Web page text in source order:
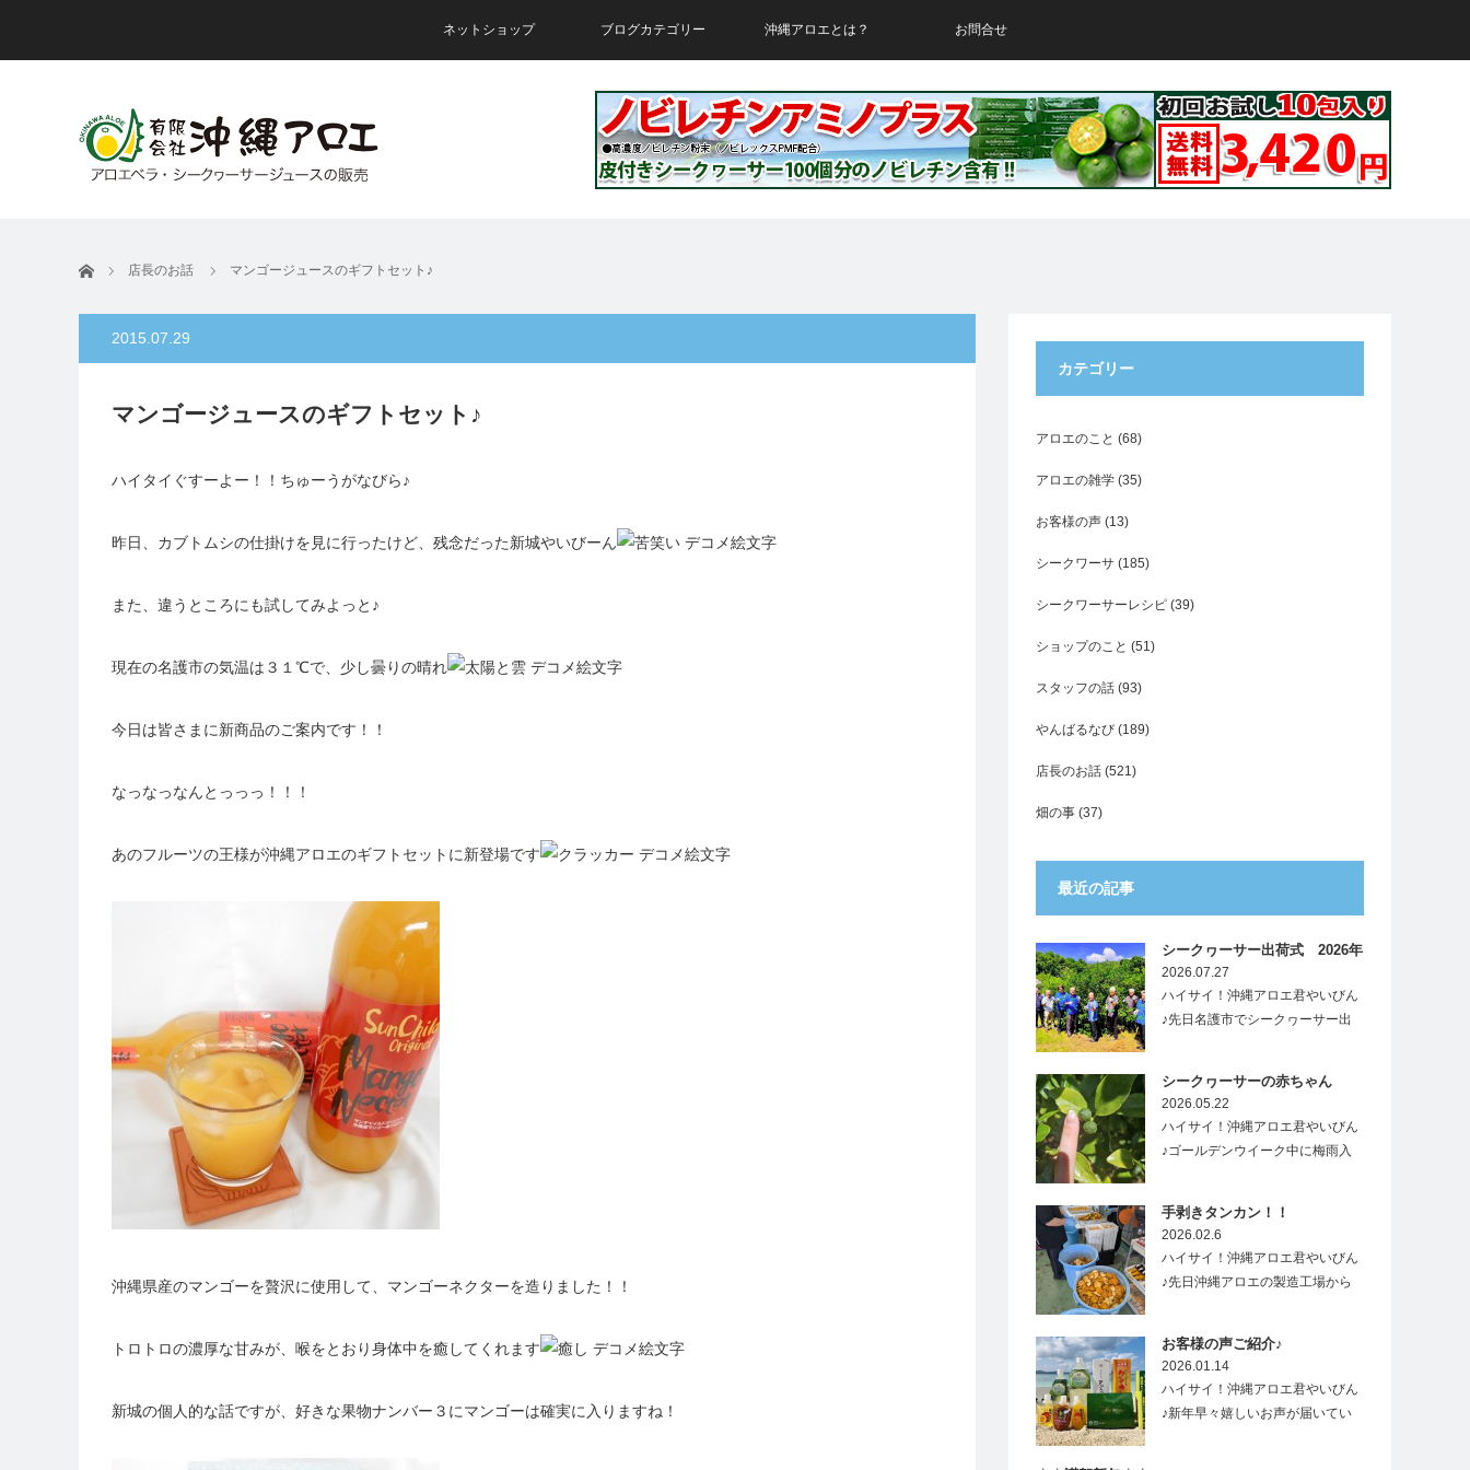
ネットショップ ブログカテゴリー 沖縄アロエとは？ お問合せ
ホーム 店長のお話 マンゴージュースのギフトセット♪
2015.07.29
マンゴージュースのギフトセット♪
ハイタイぐすーよー！！ちゅーうがなびら♪
昨日、カブトムシの仕掛けを見に行ったけど、残念だった新城やいびーん
また、違うところにも試してみよっと♪
現在の名護市の気温は３１℃で、少し曇りの晴れ
今日は皆さまに新商品のご案内です！！
なっなっなんとっっっ！！！
あのフルーツの王様が沖縄アロエのギフトセットに新登場です
沖縄県産のマンゴーを贅沢に使用して、マンゴーネクターを造りました！！
トロトロの濃厚な甘みが、喉をとおり身体中を癒してくれます
新城の個人的な話ですが、好きな果物ナンバー３にマンゴーは確実に入りますね！
カテゴリー
アロエのこと (68)
アロエの雑学 (35)
お客様の声 (13)
シークワーサ (185)
シークワーサーレシピ (39)
ショップのこと (51)
スタッフの話 (93)
やんばるなび (189)
店長のお話 (521)
畑の事 (37)
最近の記事
シークヮーサー出荷式 2026年
2026.07.27
ハイサイ！沖縄アロエ君やいびん
♪先日名護市でシークヮーサー出
シークヮーサーの赤ちゃん
2026.05.22
ハイサイ！沖縄アロエ君やいびん
♪ゴールデンウイーク中に梅雨入
手剥きタンカン！！
2026.02.6
ハイサイ！沖縄アロエ君やいびん
♪先日沖縄アロエの製造工場から
お客様の声ご紹介♪
2026.01.14
ハイサイ！沖縄アロエ君やいびん
♪新年早々嬉しいお声が届いてい